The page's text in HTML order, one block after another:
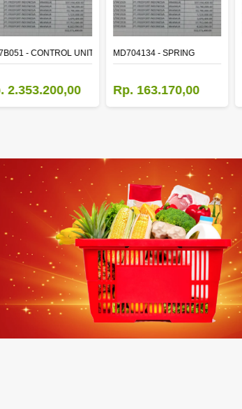
- CONTROL UNIT,TIME & ALARM
2.353.200,00
MD704134 - SPRING
Rp. 163.170,00